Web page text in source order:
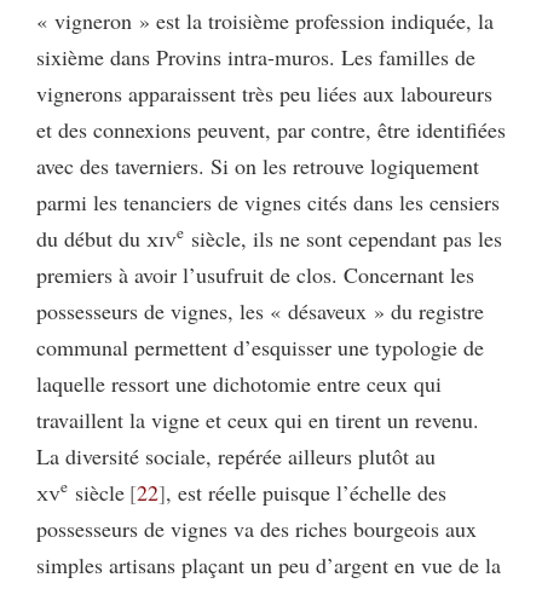
« vigneron » est la troisième profession indiquée, la
sixième dans Provins intra-muros. Les familles de
vignerons apparaissent très peu liées aux laboureurs
et des connexions peuvent, par contre, être identifiées
avec des taverniers. Si on les retrouve logiquement
parmi les tenanciers de vignes cités dans les censiers
du début du xive siècle, ils ne sont cependant pas les
premiers à avoir l’usufruit de clos. Concernant les
possesseurs de vignes, les « désaveux » du registre
communal permettent d’esquisser une typologie de
laquelle ressort une dichotomie entre ceux qui
travaillent la vigne et ceux qui en tirent un revenu.
La diversité sociale, repérée ailleurs plutôt au
xve siècle 22 , est réelle puisque l’échelle des
possesseurs de vignes va des riches bourgeois aux
simples artisans plaçant un peu d’argent en vue de la